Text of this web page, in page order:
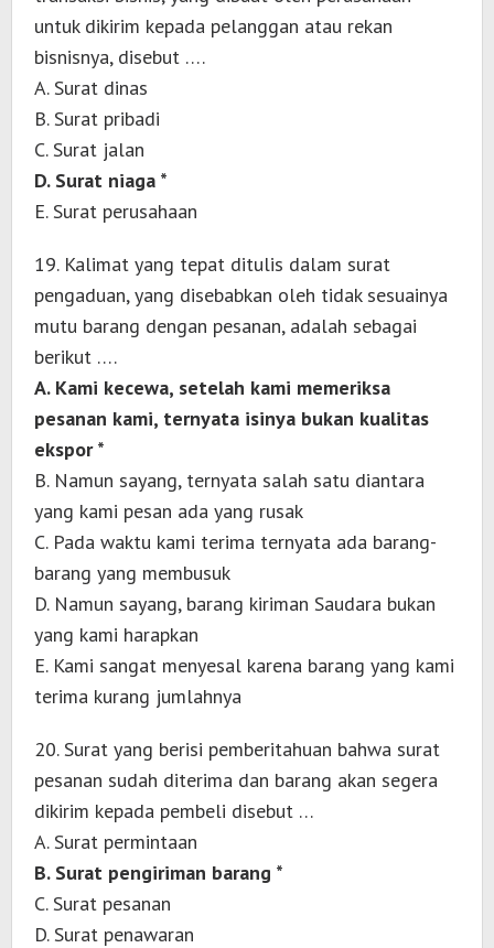
untuk dikirim kepada pelanggan atau rekan
bisnisnya, disebut ….
A. Surat dinas
B. Surat pribadi
C. Surat jalan
D. Surat niaga *
E. Surat perusahaan
19. Kalimat yang tepat ditulis dalam surat
pengaduan, yang disebabkan oleh tidak sesuainya
mutu barang dengan pesanan, adalah sebagai
berikut ….
A. Kami kecewa, setelah kami memeriksa
pesanan kami, ternyata isinya bukan kualitas
ekspor *
B. Namun sayang, ternyata salah satu diantara
yang kami pesan ada yang rusak
C. Pada waktu kami terima ternyata ada barang-
barang yang membusuk
D. Namun sayang, barang kiriman Saudara bukan
yang kami harapkan
E. Kami sangat menyesal karena barang yang kami
terima kurang jumlahnya
20. Surat yang berisi pemberitahuan bahwa surat
pesanan sudah diterima dan barang akan segera
dikirim kepada pembeli disebut …
A. Surat permintaan
B. Surat pengiriman barang *
C. Surat pesanan
D. Surat penawaran